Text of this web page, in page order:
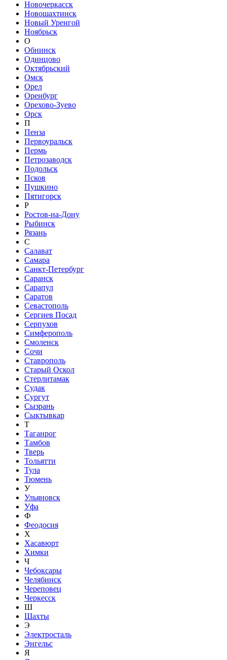
Новочеркасск
Новошахтинск
Новый Уренгой
Ноябрьск
О
Обнинск
Одинцово
Октябрьский
Омск
Орел
Оренбург
Орехово-Зуево
Орск
П
Пенза
Первоуральск
Пермь
Петрозаводск
Подольск
Псков
Пушкино
Пятигорск
Р
Ростов-на-Дону
Рыбинск
Рязань
С
Салават
Самара
Санкт-Петербург
Саранск
Сарапул
Саратов
Севастополь
Сергиев Посад
Серпухов
Симферополь
Смоленск
Сочи
Ставрополь
Старый Оскол
Стерлитамак
Судак
Сургут
Сызрань
Сыктывкар
Т
Таганрог
Тамбов
Тверь
Тольятти
Тула
Тюмень
У
Ульяновск
Уфа
Ф
Феодосия
Х
Хасавюрт
Химки
Ч
Чебоксары
Челябинск
Череповец
Черкесск
Ш
Шахты
Э
Электросталь
Энгельс
Я